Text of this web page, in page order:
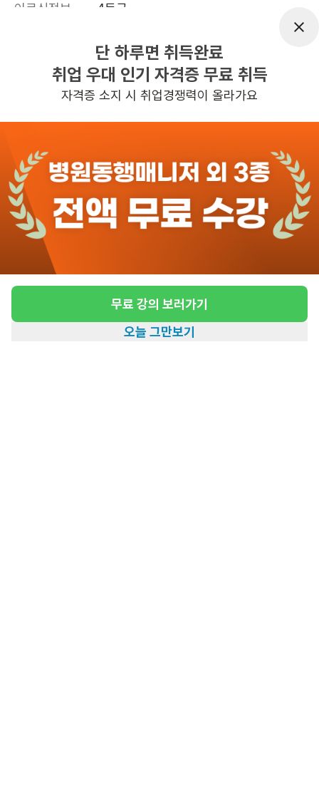
어르신정보
4등급
평일 : (근무시간) (오전) 9시 30분 ~ (오
후) 12시 30분, 주 6일 근무
관심 일자리정보 더보기
15시간전
도보 23분 ~ 28분 예상
[후암동/2등급] 재가요양보호사 구인
어르신정보
단 하루면 취득완료
취업 우대 인기 자격증 무료 취득
자격증 소지 시 취업경쟁력이 올라가요
무료 강의 보러가기
오늘 그만보기